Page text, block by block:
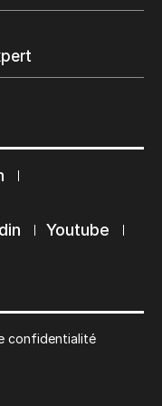
Submit
Youtube
confidentialité
de diffusion